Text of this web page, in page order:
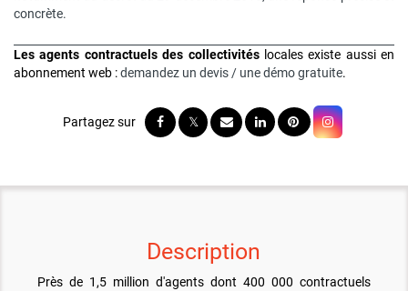
concrète.
Les agents contractuels des collectivitéslocales existe aussi en
abonnement web :demandez un devis / une démo gratuite.
Description
Près de 1,5 million d'agents dont 400 000 contractuels